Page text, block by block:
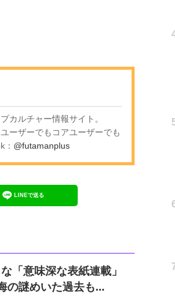
カルチャー情報サイト。
ーザーでもコアユーザーでも
： @futamanplus
LINEで送る
「意味深な表紙連載」
の謎めいた過去も...